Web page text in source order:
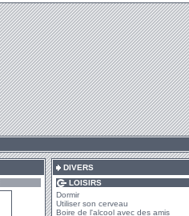
DIVERS
LOISIRS
Dormir
Utiliser son cerveau
Boire de l'alcool avec des amis